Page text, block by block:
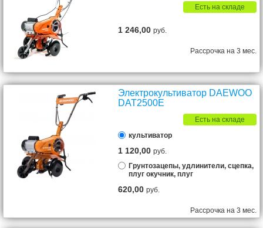
Есть на складе
1 246,00руб.
Рассрочка на 3 мес.
Электрокультиватор DAEWOO
DAT2500E
Есть на складе
культиватор
1 120,00руб.
Грунтозацепы, удлинители, сцепка,
плуг окучник, плуг
620,00руб.
Рассрочка на 3 мес.